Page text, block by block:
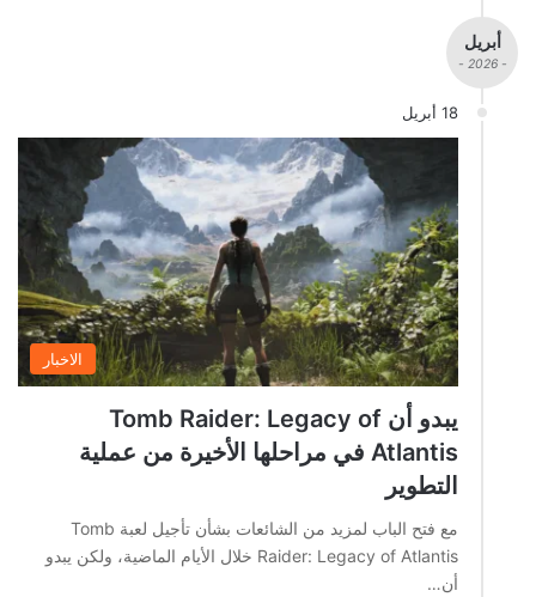
أبريل
- 2026 -
18 أبريل
الاخبار
يبدو أن Tomb Raider: Legacy of
Atlantis في مراحلها الأخيرة من عملية
التطوير
مع فتح الباب لمزيد من الشائعات بشأن تأجيل لعبة Tomb
Raider: Legacy of Atlantis خلال الأيام الماضية، ولكن يبدو
أن…